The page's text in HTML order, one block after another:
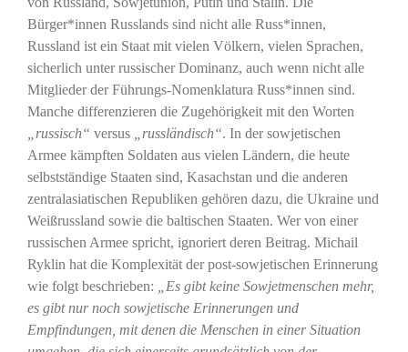
Bürger*innen Russlands sind nicht alle Russ*innen,
Russland ist ein Staat mit vielen Völkern, vielen Sprachen,
sicherlich unter russischer Dominanz, auch wenn nicht alle
Mitglieder der Führungs-Nomenklatura Russ*innen sind.
Manche differenzieren die Zugehörigkeit mit den Worten
„russisch“ versus „russländisch“. In der sowjetischen
Armee kämpften Soldaten aus vielen Ländern, die heute
selbstständige Staaten sind, Kasachstan und die anderen
zentralasiatischen Republiken gehören dazu, die Ukraine und
Weißrussland sowie die baltischen Staaten. Wer von einer
russischen Armee spricht, ignoriert deren Beitrag. Michail
Ryklin hat die Komplexität der post-sowjetischen Erinnerung
wie folgt beschrieben: „Es gibt keine Sowjetmenschen mehr,
es gibt nur noch sowjetische Erinnerungen und
Empfindungen, mit denen die Menschen in einer Situation